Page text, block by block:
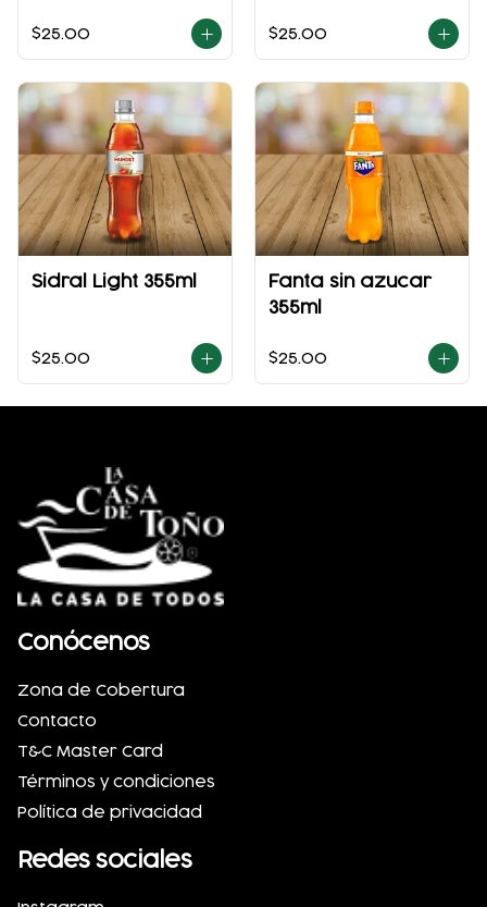
$25.00 $25.00
Sidral Light 355ml
$25.00
Fanta sin azucar
355ml
$25.00
Conócenos
Zona de Cobertura
Contacto
T&C Master Card
Términos y condiciones
Política de privacidad
Redes sociales